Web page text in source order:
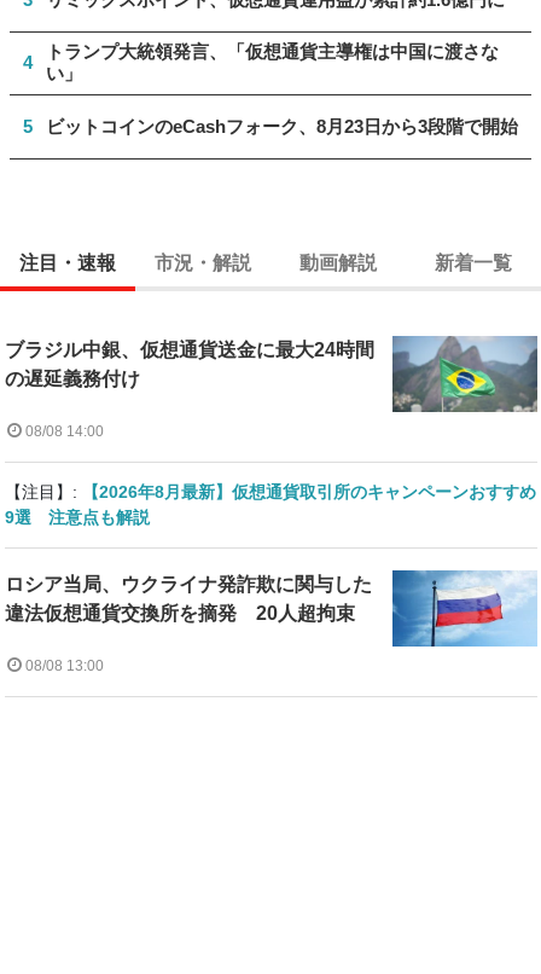
4
トランプ大統領発言、「仮想通貨主導権は中国に渡さな
い」
5 ビットコインのeCashフォーク、8月23日から3段階で開始
注目・速報 市況・解説 動画解説 新着一覧
ブラジル中銀、仮想通貨送金に最大24時間
の遅延義務付け
08/08 14:00
【注目】:
【2026年8月最新】仮想通貨取引所のキャンペーンおすすめ
9選 注意点も解説
ロシア当局、ウクライナ発詐欺に関与した
違法仮想通貨交換所を摘発 20人超拘束
08/08 13:00